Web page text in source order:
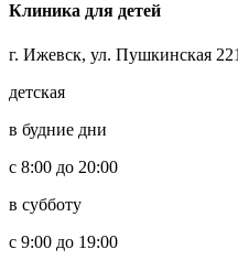
Клиника для детей
г. Ижевск, ул. Пушкинская
детская
в будние дни
с 8:00 до 20:00
в субботу
с 9:00 до 19:00